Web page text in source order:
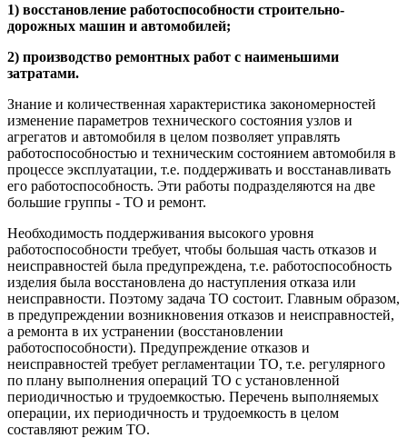
1) восстановление работоспособности строительно-
дорожных машин и автомобилей;
2) производство ремонтных работ с наименьшими
затратами.
Знание и количественная характеристика закономерностей
изменение параметров технического состояния узлов и
агрегатов и автомобиля в целом позволяет управлять
работоспособностью и техническим состоянием автомобиля в
процессе эксплуатации, т.е. поддерживать и восстанавливать
его работоспособность. Эти работы подразделяются на две
большие группы - ТО и ремонт.
Необходимость поддерживания высокого уровня
работоспособности требует, чтобы большая часть отказов и
неисправностей была предупреждена, т.е. работоспособность
изделия была восстановлена до наступления отказа или
неисправности. Поэтому задача ТО состоит. Главным образом,
в предупреждении возникновения отказов и неисправностей,
а ремонта в их устранении (восстановлении
работоспособности). Предупреждение отказов и
неисправностей требует регламентации ТО, т.е. регулярного
по плану выполнения операций ТО с установленной
периодичностью и трудоемкостью. Перечень выполняемых
операции, их периодичность и трудоемкость в целом
составляют режим ТО.